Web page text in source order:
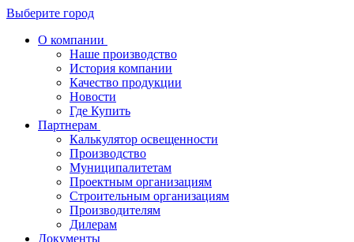
Выберите город
О компании
Наше производство
История компании
Качество продукции
Новости
Где Купить
Партнерам
Калькулятор освещенности
Производство
Муниципалитетам
Проектным организациям
Строительным организациям
Производителям
Дилерам
Документы